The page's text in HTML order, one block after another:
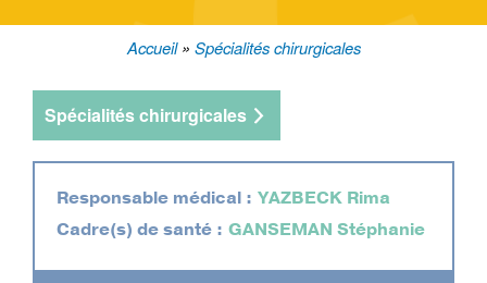
d'Ariane
Accueil Spécialités chirurgicales
Spécialités chirurgicales
Responsable médical : YAZBECK Rima
Cadre(s) de santé : GANSEMAN Stéphanie